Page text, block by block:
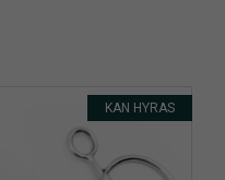
KAN HYRAS